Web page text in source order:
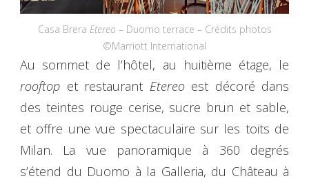
Casa Brera Etereo – Duomo terrace – Crédits photos
©Marriott International
Au sommet de l’hôtel, au huitième étage, le
rooftop et restaurant Etereoest décoré dans
des teintes rouge cerise, sucre brun et sable,
et offre une vue spectaculaire sur les toits de
Milan. La vue panoramique à 360 degrés
s’étend du Duomo à la Galleria, du Château à